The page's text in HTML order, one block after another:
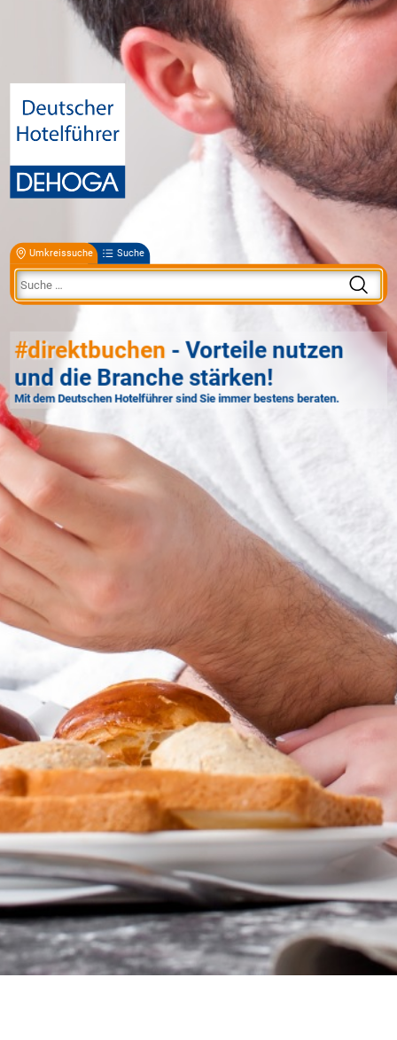
Umkreissuche Suche
#direktbuchen - Vorteile nutzen
und die Branche stärken!
Mit dem Deutschen Hotelführer sind Sie immer bestens beraten.